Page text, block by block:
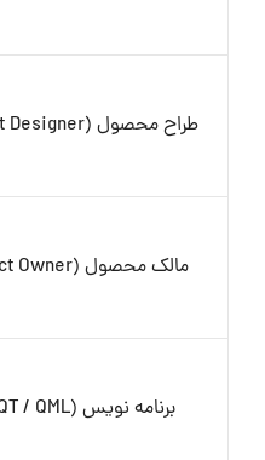
طراح محصول (Product Designer)
مالک محصول (Product Owner)
برنامه نویس C++ (QT / QML)